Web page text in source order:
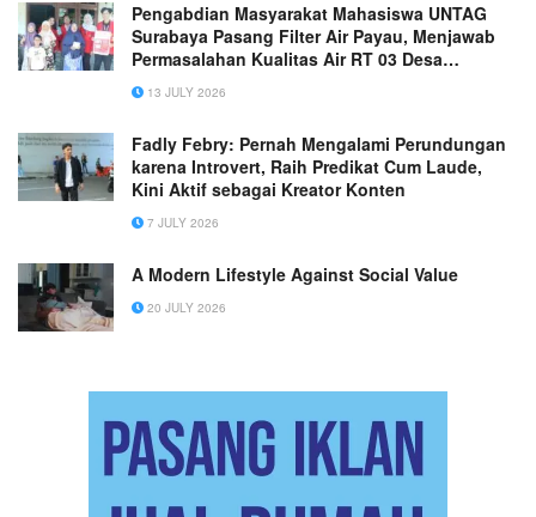
Pengabdian Masyarakat Mahasiswa UNTAG
Surabaya Pasang Filter Air Payau, Menjawab
Permasalahan Kualitas Air RT 03 Desa
Pegundan
13 JULY 2026
Fadly Febry: Pernah Mengalami Perundungan
karena Introvert, Raih Predikat Cum Laude,
Kini Aktif sebagai Kreator Konten
7 JULY 2026
A Modern Lifestyle Against Social Value
20 JULY 2026